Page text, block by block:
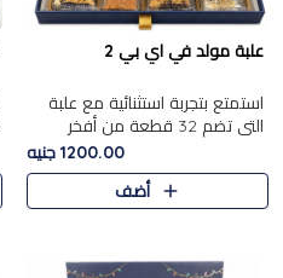
علبة مولد في اي بي 2
استمتع بتجربة استثنائية مع علبة
التي تضم 32 قطعة من أفخر
حلويات المولد الشرقية، في تشكيلة
تجمع بين الأصالة والاختيارات
الفاخرة. تحتوي العلبة..
1200.00 جنيه
أضف